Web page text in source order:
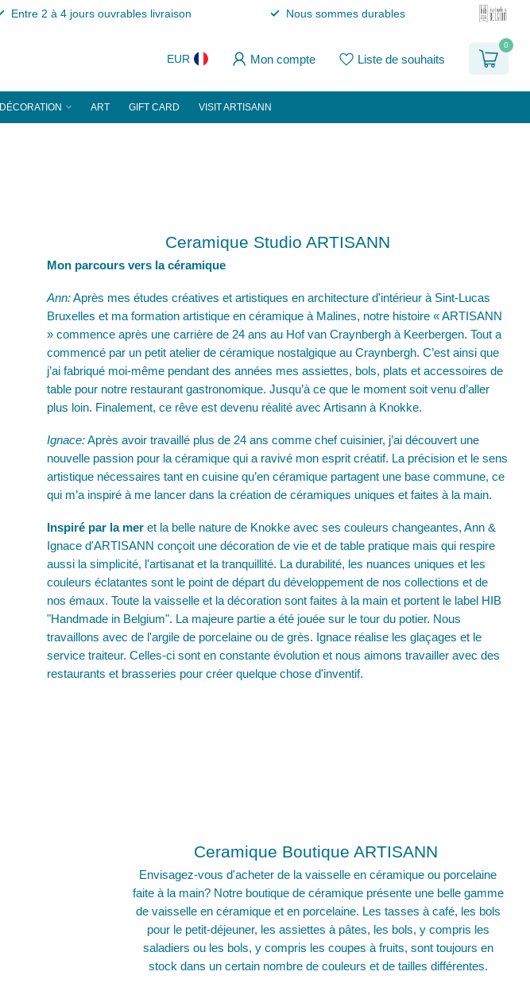
Entre 2 à 4 jours ouvrables livraison Nous sommes durables
EUR Mon compte Liste de souhaits
0
DÉCORATION ART GIFT CARD VISIT ARTISANN
Ceramique Studio ARTISANN
Mon parcours vers la céramique
Ann:Après mes études créatives et artistiques en architecture d'intérieur à Sint-Lucas
Bruxelles et ma formation artistique en céramique à Malines, notre histoire « ARTISANN
» commence après une carrière de 24 ans au Hof van Craynbergh à Keerbergen. Tout a
commencé par un petit atelier de céramique nostalgique au Craynbergh. C’est ainsi que
j’ai fabriqué moi-même pendant des années mes assiettes, bols, plats et accessoires de
table pour notre restaurant gastronomique. Jusqu’à ce que le moment soit venu d’aller
plus loin. Finalement, ce rêve est devenu réalité avec Artisann à Knokke.
Ignace:Après avoir travaillé plus de 24 ans comme chef cuisinier, j’ai découvert une
nouvelle passion pour la céramique qui a ravivé mon esprit créatif. La précision et le sens
artistique nécessaires tant en cuisine qu’en céramique partagent une base commune, ce
qui m’a inspiré à me lancer dans la création de céramiques uniques et faites à la main.
Inspiré par la mer et la belle nature de Knokke avec ses couleurs changeantes, Ann &
Ignace d'ARTISANN conçoit une décoration de vie et de table pratique mais qui respire
aussi la simplicité, l'artisanat et la tranquillité. La durabilité, les nuances uniques et les
couleurs éclatantes sont le point de départ du développement de nos collections et de
nos émaux. Toute la vaisselle et la décoration sont faites à la main et portent le label HIB
"Handmade in Belgium". La majeure partie a été jouée sur le tour du potier. Nous
travaillons avec de l'argile de porcelaine ou de grès. Ignace réalise les glaçages et le
service traiteur. Celles-ci sont en constante évolution et nous aimons travailler avec des
restaurants et brasseries pour créer quelque chose d'inventif.
Ceramique Boutique ARTISANN
Envisagez-vous d'acheter de la vaisselle en céramique ou porcelaine
faite à la main? Notre boutique de céramique présente une belle gamme
de vaisselle en céramique et en porcelaine. Les tasses à café, les bols
pour le petit-déjeuner, les assiettes à pâtes, les bols, y compris les
saladiers ou les bols, y compris les coupes à fruits, sont toujours en
stock dans un certain nombre de couleurs et de tailles différentes.